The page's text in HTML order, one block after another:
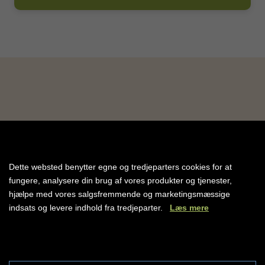
Asian Restaurant
- Is: 11:00 – 14:30
Pool Bar:10:00 – 17:00
Adult Bar:16:00 – 20:00
Lobby Bar:24/7
HOTELFACILITETER
RECEPTION
RESTAURANT
BAR
BØRNEPOOL
JA
Dette websted benytter egne og tredjeparters cookies for at
fungere, analysere din brug af vores produkter og tjenester,
hjælpe med vores salgsfremmende og marketingsmæssige
indsats og levere indhold fra tredjeparter. Læs mere